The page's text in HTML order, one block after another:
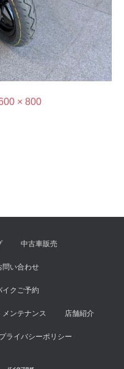
× 800
中古車販売
問い合わせ
イクご予約
メンテナンス 店舗紹介
プライバシーポリシー